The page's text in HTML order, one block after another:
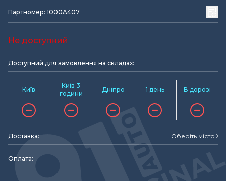
Партномер: 1000A407
Не доступний
Доступний для замовлення на складах:
Київ
Київ 3
години
Дніпро 1 день В дорозі
Доставка: Оберіть місто
Оплата: